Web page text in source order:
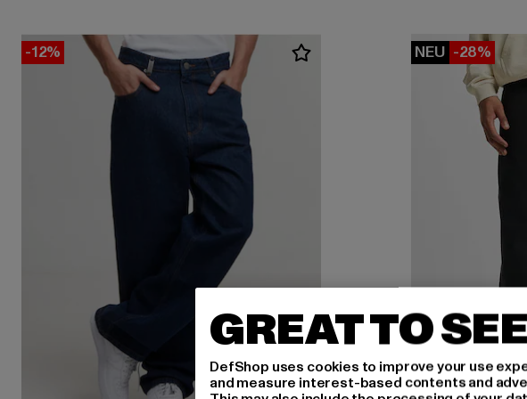
-12% NEU -28%
GREAT TO
DefShop uses cookies to improve your use
and measure interest-based contents and